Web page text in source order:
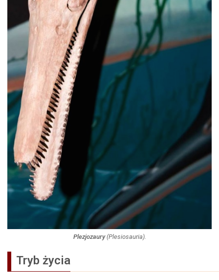
Plezjozaury(Plesiosauria).
Tryb życia